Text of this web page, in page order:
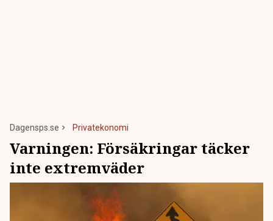
Dagensps.se Privatekonomi
Varningen: Försäkringar täcker
inte extremväder